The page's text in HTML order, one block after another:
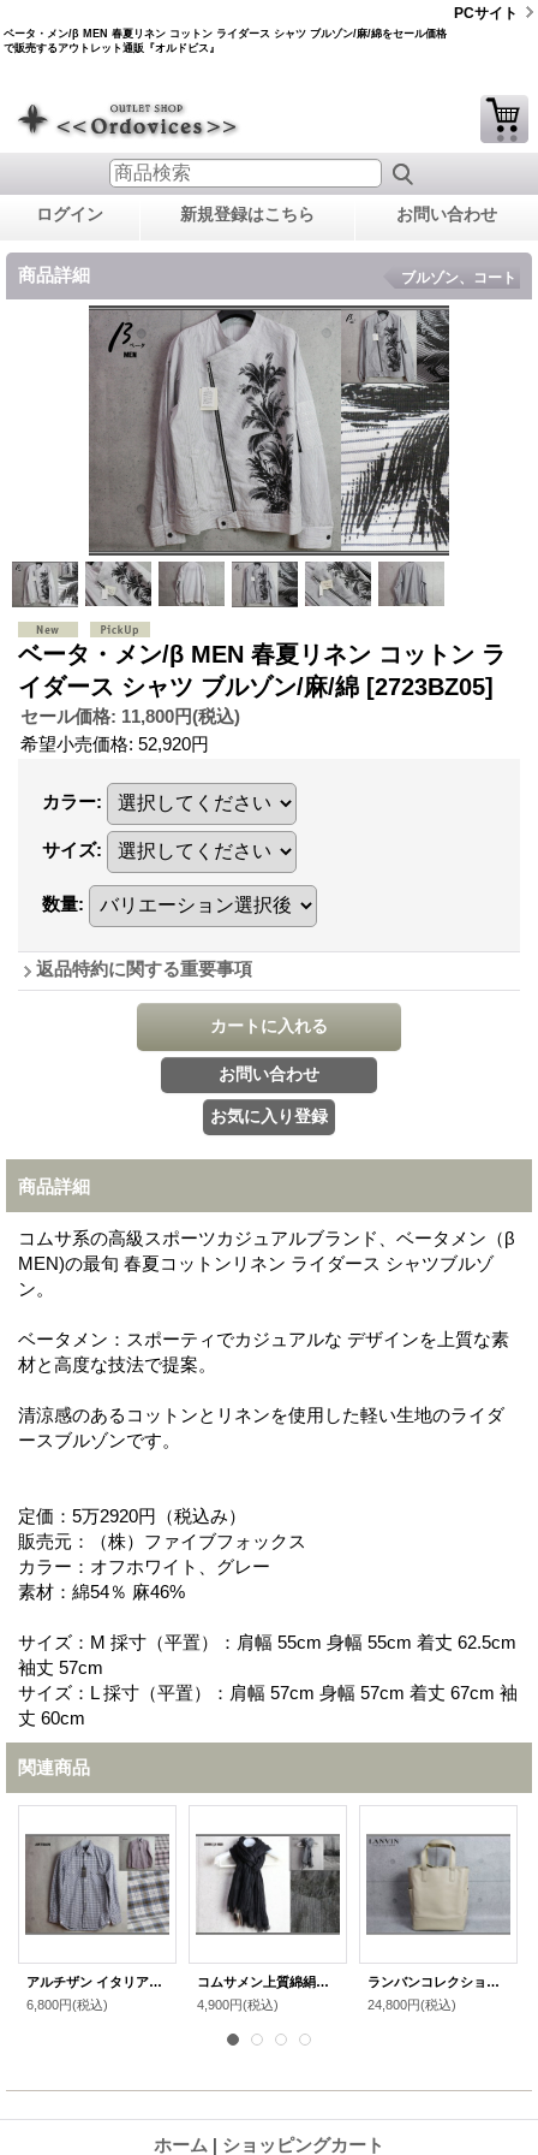
ベータ・メン/β MEN 春夏リネン コットン ライダース シャツ ブルゾン/麻/綿をセール価格
で販売するアウトレット通販『オルドビス』
PCサイト
ログイン 新規登録はこちら お問い合わせ
商品詳細 ブルゾン、コート
ベータ・メン/β MEN 春夏リネン コットン ラ
イダース シャツ ブルゾン/麻/綿 [2723BZ05]
セール価格: 11,800円(税込)
希望小売価格: 52,920円
カラー:
サイズ:
数量:
返品特約に関する重要事項
商品詳細
コムサ系の高級スポーツカジュアルブランド、ベータメン（β
MEN)の最旬 春夏コットンリネン ライダース シャツブルゾ
ン。
ベータメン：スポーティでカジュアルな デザインを上質な素
材と高度な技法で提案。
清涼感のあるコットンとリネンを使用した軽い生地のライダ
ースブルゾンです。
定価：5万2920円（税込み）
販売元：（株）ファイブフォックス
カラー：オフホワイト、グレー
素材：綿54％ 麻46%
サイズ：M 採寸（平置）：肩幅 55cm 身幅 55cm 着丈 62.5cm
袖丈 57cm
サイズ：L 採寸（平置）：肩幅 57cm 身幅 57cm 着丈 67cm 袖
丈 60cm
関連商品
アルチザン イタリア製タータンチェック長袖シャツ/ARTISAN
6,800円(税込)
コムサメン上質綿絹大判ストール/COMME CA MEN
4,900円(税込)
ランバンコレクション最高級オールレザートートバッグ/本革/LANVIN COLLECTION
24,800円(税込)
ホーム | ショッピングカート